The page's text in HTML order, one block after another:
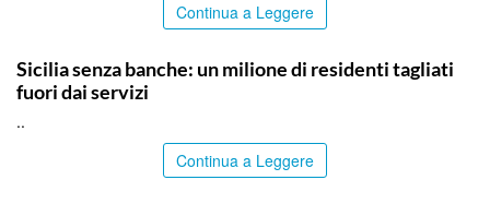
Continua a Leggere
Sicilia senza banche: un milione di residenti tagliati
fuori dai servizi
..
Continua a Leggere